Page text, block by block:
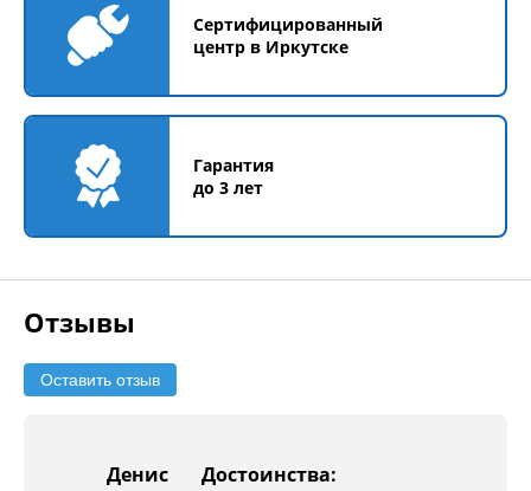
Сертифицированный
центр в Иркутске
Гарантия
до 3 лет
Отзывы
Оставить отзыв
Денис
Достоинства: